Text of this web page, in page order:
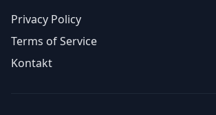
Privacy Policy
Terms of Service
Kontakt